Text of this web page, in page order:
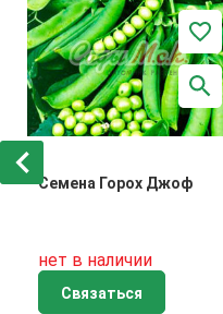
Семена Горох Джоф
нет в наличии
Связаться